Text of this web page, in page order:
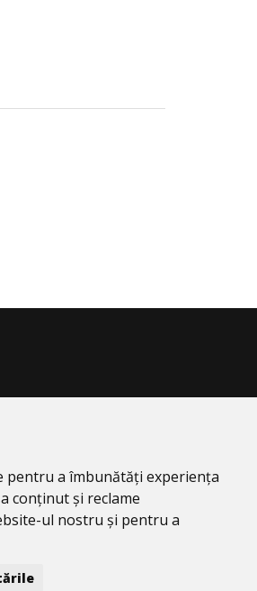
pentru a îmbunătăți experiența
conținut și reclame
ul nostru și pentru a